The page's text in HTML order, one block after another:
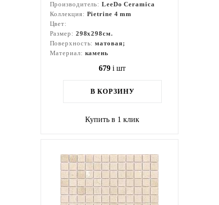
Производитель:LeeDo Ceramica
Коллекция: Pietrine 4 mm
Цвет:
Размер: 298x298см.
Поверхность:матовая;
Материал: камень
679 i шт
В КОРЗИНУ
Купить в 1 клик